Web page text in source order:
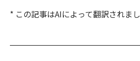
* この記事はAIによって翻訳されまし